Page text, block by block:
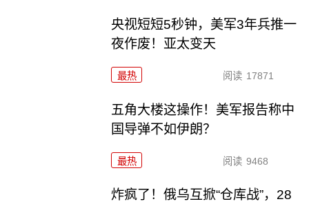
央视短短5秒钟，美军3年兵推一
夜作废！亚太变天
最热 阅读 17871
五角大楼这操作！美军报告称中
国导弹不如伊朗？
最热 阅读 9468
炸疯了！俄乌互掀“仓库战”，28